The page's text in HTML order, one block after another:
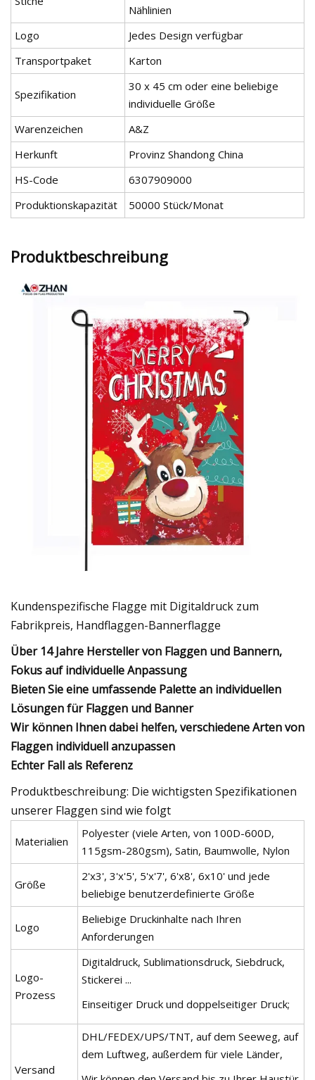
Nählinien
Logo
Jedes Design verfügbar
Transportpaket
Karton
Spezifikation
30 x 45 cm oder eine beliebige
individuelle Größe
Warenzeichen
A&Z
Herkunft
Provinz Shandong China
HS-Code
6307909000
Produktionskapazität
50000 Stück/Monat
Produktbeschreibung
Kundenspezifische Flagge mit Digitaldruck zum
Fabrikpreis, Handflaggen-Bannerflagge
Über 14 Jahre Hersteller von Flaggen und Bannern,
Fokus auf individuelle Anpassung
Bieten Sie eine umfassende Palette an individuellen
Lösungen für Flaggen und Banner
Wir können Ihnen dabei helfen, verschiedene Arten von
Flaggen individuell anzupassen
Echter Fall als Referenz
Produktbeschreibung: Die wichtigsten Spezifikationen
unserer Flaggen sind wie folgt
Materialien
Polyester (viele Arten, von 100D-600D,
115gsm-280gsm), Satin, Baumwolle, Nylon
Größe
2'x3', 3'x'5', 5'x'7', 6'x8', 6x10' und jede
beliebige benutzerdefinierte Größe
Logo
Beliebige Druckinhalte nach Ihren
Anforderungen
Logo-
Prozess
Digitaldruck, Sublimationsdruck, Siebdruck,
Stickerei ...
Einseitiger Druck und doppelseitiger Druck;
Versand
DHL/FEDEX/UPS/TNT, auf dem Seeweg, auf
dem Luftweg, außerdem für viele Länder,